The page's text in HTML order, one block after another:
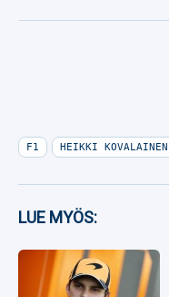
F1 HEIKKI KOVALAINEN
LUE MYÖS: